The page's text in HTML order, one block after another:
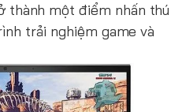
thành một điểm nhấn thú
trải nghiệm game và